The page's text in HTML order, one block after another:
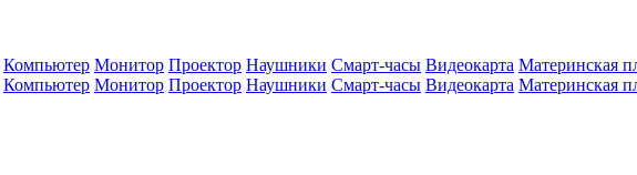
Компьютер Монитор Проектор Наушники Смарт-часы Видеокарта Материнская
Компьютер Монитор Проектор Наушники Смарт-часы Видеокарта Материнская